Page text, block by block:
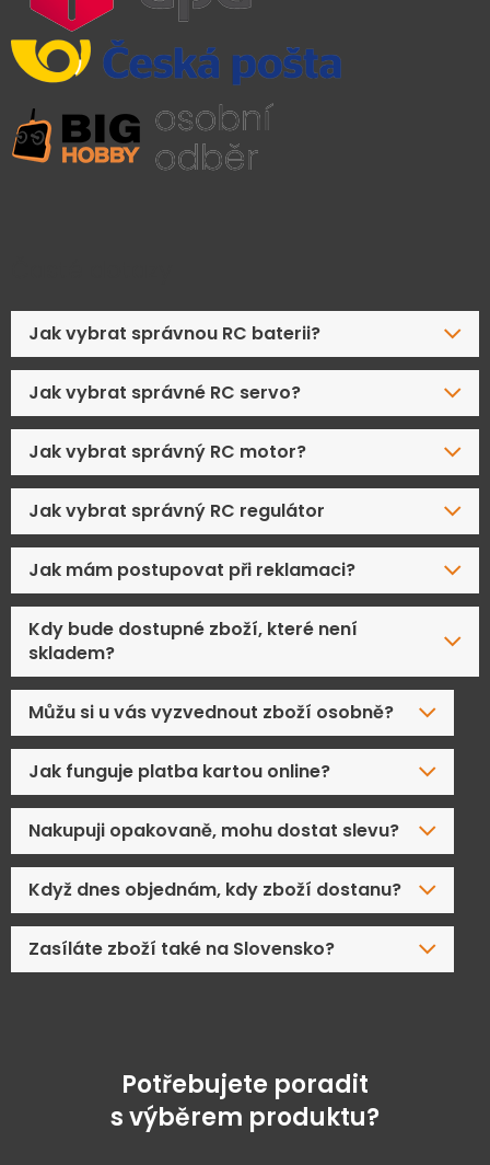
Jak vybrat správnou RC baterii?
Jak vybrat správné RC servo?
Jak vybrat správný RC motor?
Jak vybrat správný RC regulátor
Jak mám postupovat při reklamaci?
Kdy bude dostupné zboží, které není
skladem?
Můžu si u vás vyzvednout zboží osobně?
Jak funguje platba kartou online?
Nakupuji opakovaně, mohu dostat slevu?
Když dnes objednám, kdy zboží dostanu?
Zasíláte zboží také na Slovensko?
Potřebujete poradit
s výběrem produktu?